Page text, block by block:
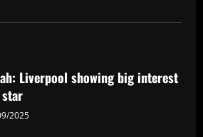
Liverpool showing big interest
2025